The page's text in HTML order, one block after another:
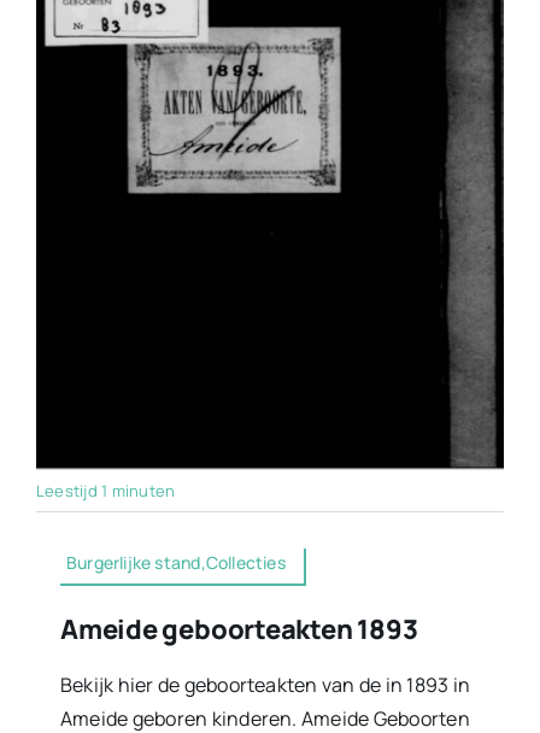
Leestijd 1 minuten
Burgerlijke stand,Collecties
Ameide geboorteakten 1893
Bekijk hier de geboorteakten van de in 1893 in
Ameide geboren kinderen. Ameide Geboorten